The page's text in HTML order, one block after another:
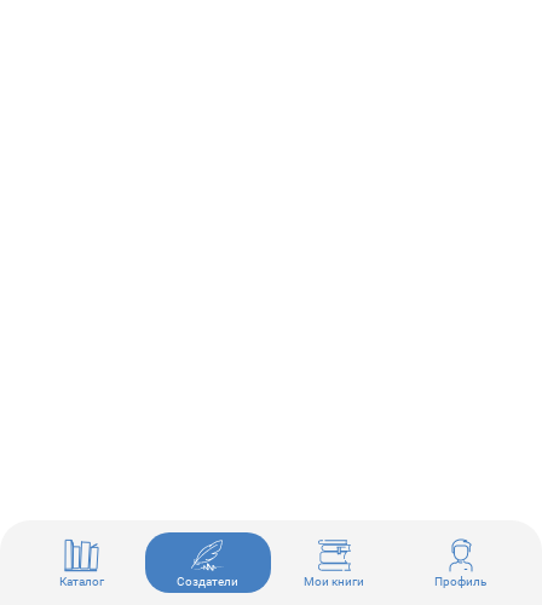
Каталог Создатели Мои книги Профиль